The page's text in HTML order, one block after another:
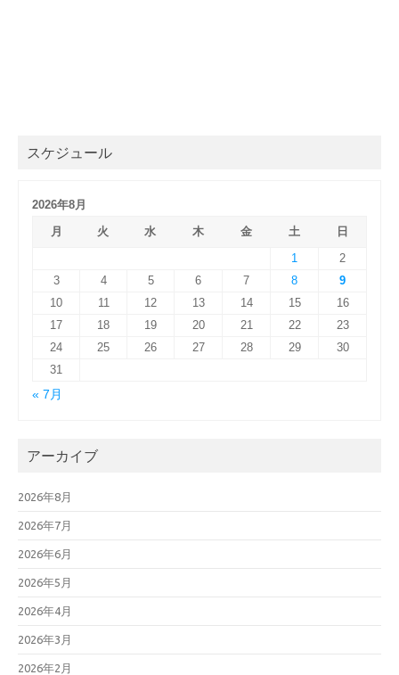
スケジュール
2026年8月
月
火 水 木 金 土
日
1
2
3
4 5 6 7 8
9
10
11 12 13 14 15
16
17
18 19 20 21 22
23
24
25 26 27 28 29
30
31
« 7月
アーカイブ
2026年8月
2026年7月
2026年6月
2026年5月
2026年4月
2026年3月
2026年2月